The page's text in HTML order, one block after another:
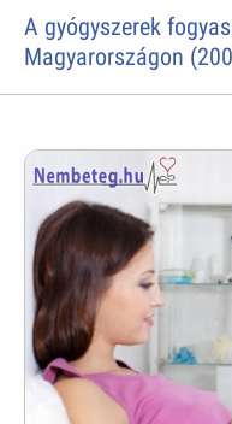
A gyógyszerek
Magyarországon